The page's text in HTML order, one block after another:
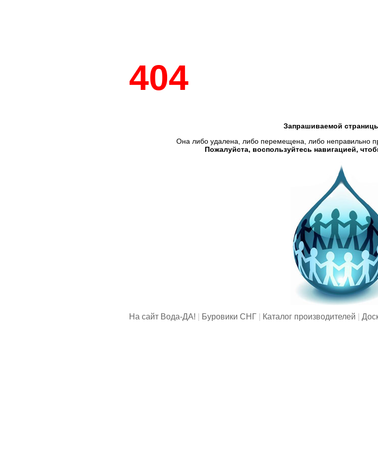
404
Запрашиваемой
Она либо удалена, либо перемещена, либо неправильно
Пожалуйста, воспользуйтесь навигацией,
На сайт Вода-ДА! Буровики СНГ| Каталог производителей